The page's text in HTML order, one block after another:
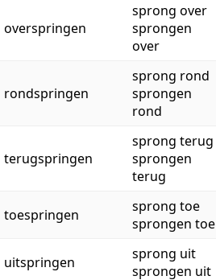
overspringen
sprong over
sprongen
over
rondspringen
sprong rond
sprongen
rond
terugspringen
sprong terug
sprongen
terug
toespringen
sprong toe
sprongen toe
uitspringen
sprong uit
sprongen uit